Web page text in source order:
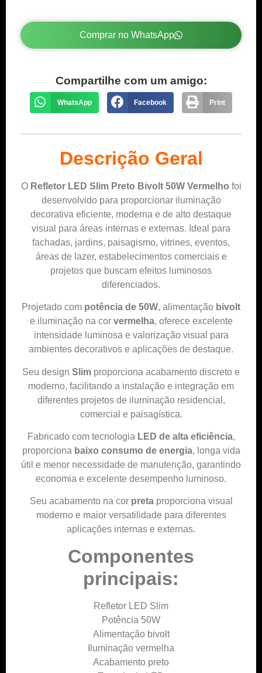
Comprar no WhatsApp
Compartilhe com um amigo:
WhatsApp Facebook Print
Descrição Geral
O Refletor LED Slim Preto Bivolt 50W Vermelho foi
desenvolvido para proporcionar iluminação
decorativa eficiente, moderna e de alto destaque
visual para áreas internas e externas. Ideal para
fachadas, jardins, paisagismo, vitrines, eventos,
áreas de lazer, estabelecimentos comerciais e
projetos que buscam efeitos luminosos
diferenciados.
Projetado com potência de 50W, alimentação bivolt
e iluminação na cor vermelha, oferece excelente
intensidade luminosa e valorização visual para
ambientes decorativos e aplicações de destaque.
Seu design Slim proporciona acabamento discreto e
moderno, facilitando a instalação e integração em
diferentes projetos de iluminação residencial,
comercial e paisagística.
Fabricado com tecnologia LED de alta eficiência,
proporciona baixo consumo de energia, longa vida
útil e menor necessidade de manutenção, garantindo
economia e excelente desempenho luminoso.
Seu acabamento na cor pretaproporciona visual
moderno e maior versatilidade para diferentes
aplicações internas e externas.
Componentes
principais:
Refletor LED Slim
Potência 50W
Alimentação bivolt
Iluminação vermelha
Acabamento preto